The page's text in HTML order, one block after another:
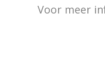
Voor meer